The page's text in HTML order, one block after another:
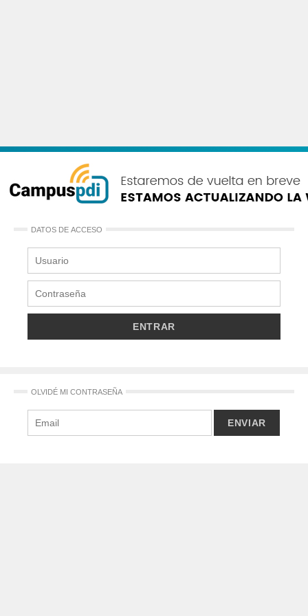
DATOS DE ACCESO
OLVIDÉ MI CONTRASEÑA